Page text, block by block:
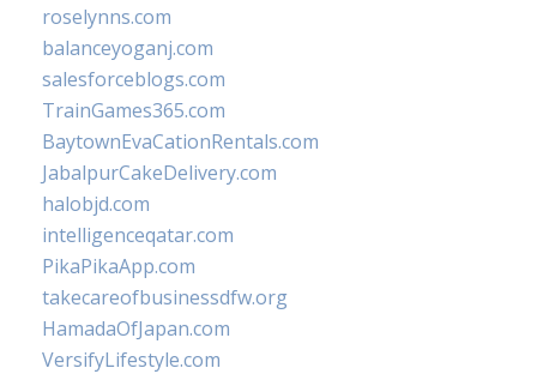
roselynns.com
balanceyoganj.com
salesforceblogs.com
TrainGames365.com
BaytownEvaCationRentals.com
JabalpurCakeDelivery.com
halobjd.com
intelligenceqatar.com
PikaPikaApp.com
takecareofbusinessdfw.org
HamadaOfJapan.com
VersifyLifestyle.com